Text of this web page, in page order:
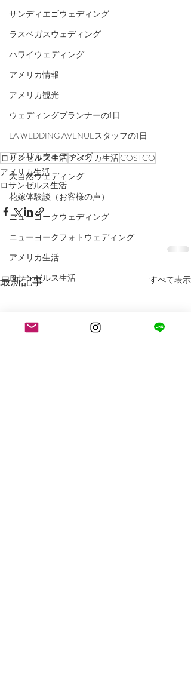
サンディエゴウェディング
ラスベガスウェディング
ハワイウェディング
アメリカ情報
アメリカ観光
ウェディングプランナーの1日
LA WEDDING AVENUEスタッフの1日
アメリカウェディング
大自然ウェディング
花嫁体験談（お客様の声）
ニューヨークウェディング
ニューヨークフォトウェディング
アメリカ生活
ロサンゼルス生活
ロサンゼルス生活アメリカ生活COSTCO
アメリカ生活
ロサンゼルス生活
最新記事 すべて表示